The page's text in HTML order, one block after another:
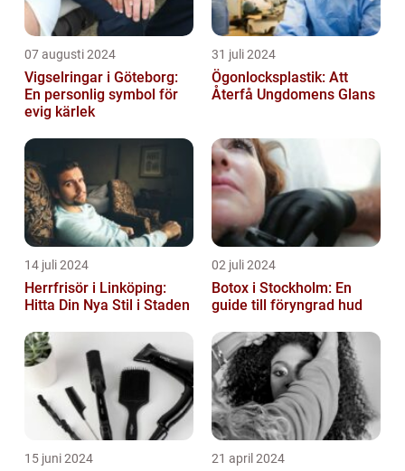
07 augusti 2024
Vigselringar i Göteborg:
En personlig symbol för
evig kärlek
31 juli 2024
Ögonlocksplastik: Att
Återfå Ungdomens Glans
14 juli 2024
Herrfrisör i Linköping:
Hitta Din Nya Stil i Staden
02 juli 2024
Botox i Stockholm: En
guide till föryngrad hud
15 juni 2024 21 april 2024